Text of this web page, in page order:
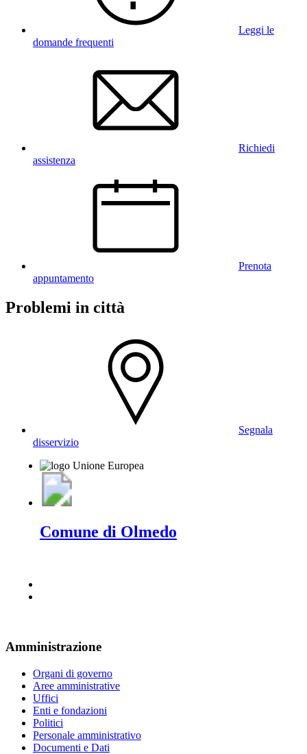
Leggi le
domande frequenti
Richiedi
assistenza
Prenota
appuntamento
Problemi in città
Segnala
disservizio
Comune di Olmedo
Amministrazione
Organi di governo
Aree amministrative
Uffici
Enti e fondazioni
Politici
Personale amministrativo
Documenti e Dati